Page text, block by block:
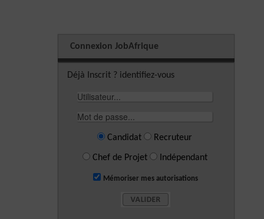
Connexion JobAfrique
Déjà Inscrit ? identifiez-vous
Candidat Recruteur
Chef de Projet Indépendant
Mémoriser mes autorisations